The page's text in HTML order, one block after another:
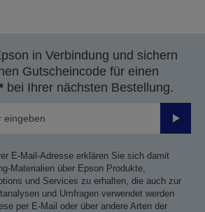
in Verbindung und sichern
Gutscheincode für einen
bei Ihrer nächsten Bestellung.
E-Mail-Adresse erklären Sie sich damit
Materialien über Epson Produkte,
und Services zu erhalten, die auch zur
und Umfragen verwendet werden
per E-Mail oder über andere Arten der